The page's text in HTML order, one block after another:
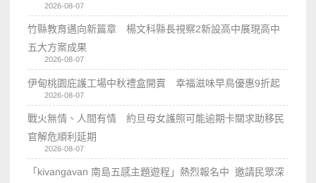
2026-08-07
竹縣教育邁向新篇章 楊文科縣長視察2新設高中展現高中
五大方案成果
2026-08-07
伊甸桃園庇護工場中秋禮盒開賣 幸福滋味早鳥優惠9折起
2026-08-07
戰火無情、人間有情 約旦母女護照可能逾期卡關求助移民
官解危順利延期
2026-08-07
「kivangavan 南島五感主題遊程」熱烈報名中 邀請民眾深